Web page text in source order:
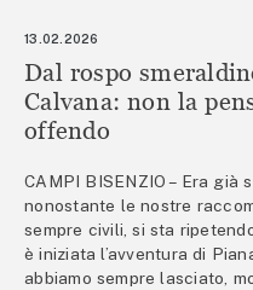
13.02.2026
Dal rospo
Calvana: non la
offendo
CAMPI BISENZIO – Era già
nonostante le nostre
sempre civili, si sta
è iniziata l’avventura di
abbiamo sempre lasciato,